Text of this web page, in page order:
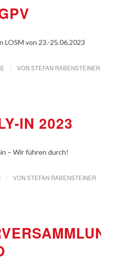
LOSM von 23.-25.06.2023
/ VONSTEFAN RABENSTEINER
IN 2023
– Wir führen durch!
/ VONSTEFAN RABENSTEINER